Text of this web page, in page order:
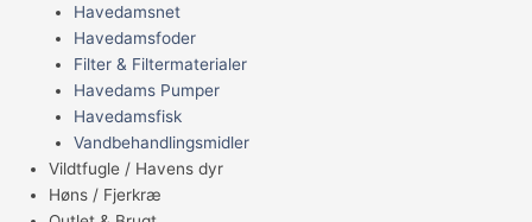
Havedamsnet
Havedamsfoder
Filter & Filtermaterialer
Havedams Pumper
Havedamsfisk
Vandbehandlingsmidler
Vildtfugle / Havens dyr
Høns / Fjerkræ